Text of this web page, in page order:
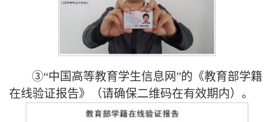
③“中国高等教育学生信息网”的《教育部学籍
在线验证报告》
（请确保二维码在有效期内） 。